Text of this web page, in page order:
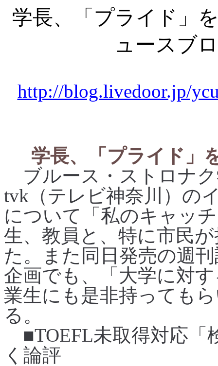
学長、「プライド」
ュースブ
http://blog.livedoor.jp/
学長、「プライド」
ブルース・ストロナ
tvk （テレビ神奈川）の
について「私のキャッ
生、教員と、特に市民
た。また同日発売の週
企画でも、「大学に対
業生にも是非持っても
る。
■TOEFL未取得対応
く論評